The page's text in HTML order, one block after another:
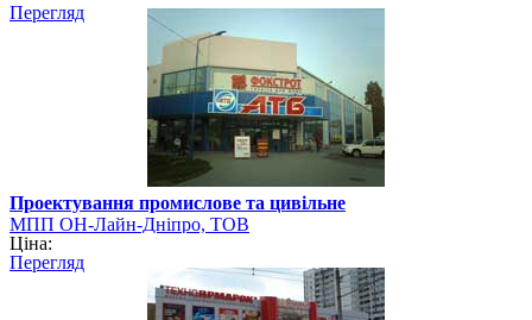
Перегляд
Проектування промислове та цивільне
МПП ОН-Лайн-Дніпро, ТОВ
Ціна:
Перегляд